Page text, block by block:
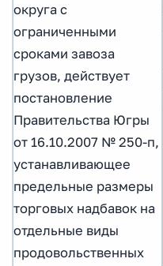
округа с
ограниченными
сроками завоза
грузов, действует
постановление
Правительства Югры
от 16.10.2007 № 250-п,
устанавливающее
предельные размеры
торговых надбавок на
отдельные виды
продовольственных